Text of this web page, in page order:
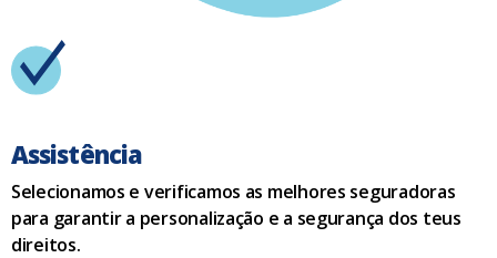
Assistência
Selecionamos e verificamos as melhores seguradoras
para garantir a personalização e a segurança dos teus
direitos.